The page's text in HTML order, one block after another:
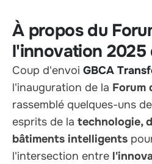
À propos du
l'innovation 2025
Coup d'envoi GBCA
l'inauguration de la Forum
rassemblé quelques-uns
esprits de la technologie,
bâtiments intelligents
l'intersection entre